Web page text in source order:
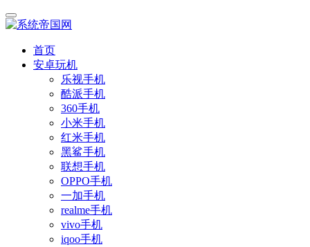
首页
安卓玩机
乐视手机
酷派手机
360手机
小米手机
红米手机
黑鲨手机
联想手机
OPPO手机
一加手机
realme手机
vivo手机
iqoo手机